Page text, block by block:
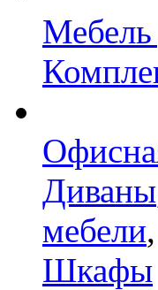
Мебель
Диваны
мебели,
Шкафы